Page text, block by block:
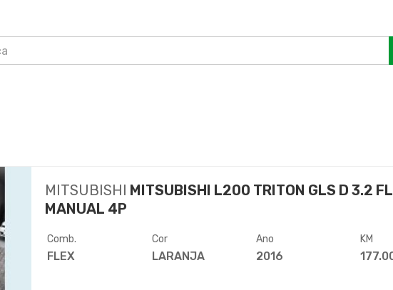
MITSUBISHI MITSUBISHI L200 TRITON GLS D 3.2
MANUAL 4P
Comb.
FLEX
Cor
LARANJA
Ano
2016
KM